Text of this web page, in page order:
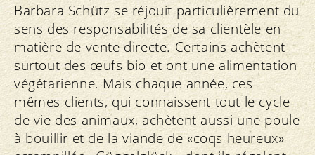
Barbara Schütz se réjouit particulièrement du
sens des responsabilités de sa clientèle en
matière de vente directe. Certains achètent
surtout des œufs bio et ont une alimentation
végétarienne. Mais chaque année, ces
mêmes clients, qui connaissent tout le cycle
de vie des animaux, achètent aussi une poule
à bouillir et de la viande de «coqs heureux»